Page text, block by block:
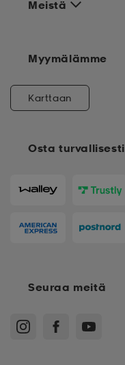
Meistä
Osta turvallisesti
Myymälämme
Karttaan
Seuraa meitä